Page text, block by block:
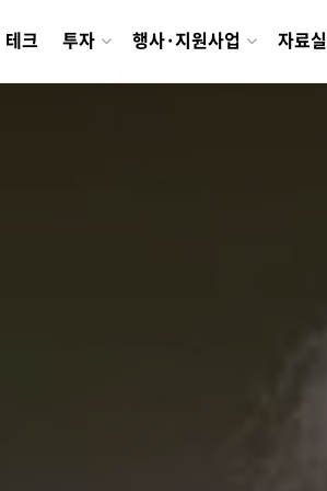
테크 투자 행사·지원사업 자료실